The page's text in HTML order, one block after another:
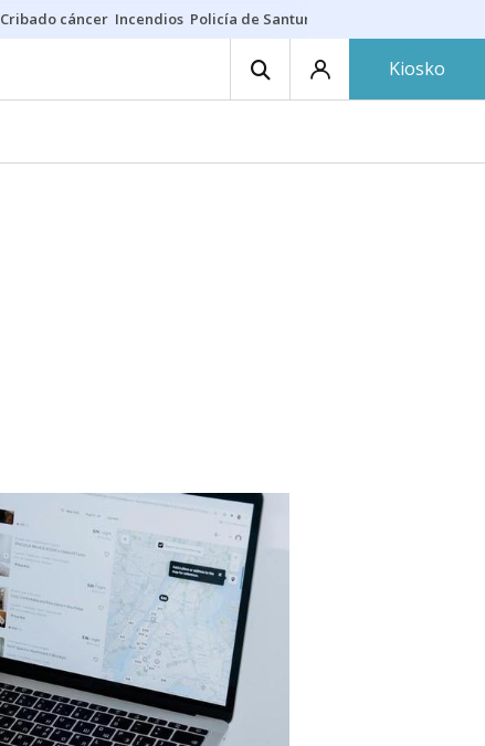
Cribado cáncer Incendios Policía de Santurtzi
Kiosko